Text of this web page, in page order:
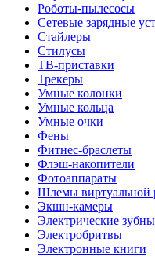
Роботы-пылесосы
Сетевые зарядные
Стайлеры
Стилусы
ТВ-приставки
Трекеры
Умные колонки
Умные кольца
Умные очки
Фены
Фитнес-браслеты
Флэш-накопители
Фотоаппараты
Шлемы виртуальной
Экшн-камеры
Электрические
Электробритвы
Электронные книги